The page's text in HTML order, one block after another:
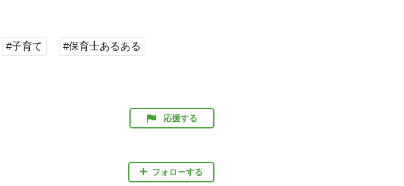
#子育て #保育士あるある
応援する
フォローする